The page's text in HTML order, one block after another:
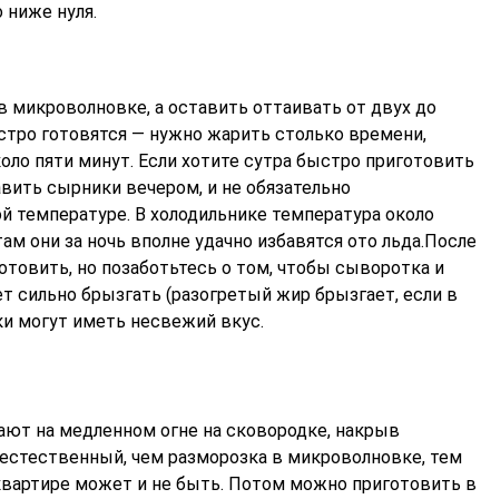
ниже нуля.
микроволновке, а оставить оттаивать от двух до
готовятся — нужно жарить столько времени,
пяти минут. Если хотите сутра быстро приготовить
сырники вечером, и не обязательно
температуре. В холодильнике температура около
они за ночь вполне удачно избавятся ото льда.После
но позаботьтесь о том, чтобы сыворотка и
сильно брызгать (разогретый жир брызгает, если в
могут иметь несвежий вкус.
на медленном огне на сковородке, накрыв
чем разморозка в микроволновке, тем
может и не быть. Потом можно приготовить в